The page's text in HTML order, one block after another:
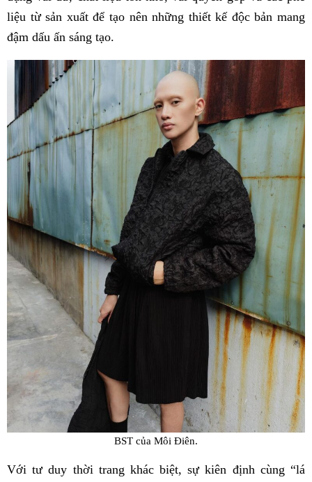
liệu từ sản xuất để tạo nên những thiết kế độc bản mang
đậm dấu ấn sáng tạo.
BST của Môi Điên.
Với tư duy thời trang khác biệt, sự kiên định cùng “lá